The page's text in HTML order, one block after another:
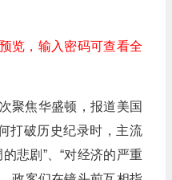
览，输入密码可查看全
聚焦华盛顿，报道美国
打破历史纪录时，主流
悲剧”、“对经济的严重